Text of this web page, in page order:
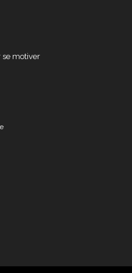
se motiver